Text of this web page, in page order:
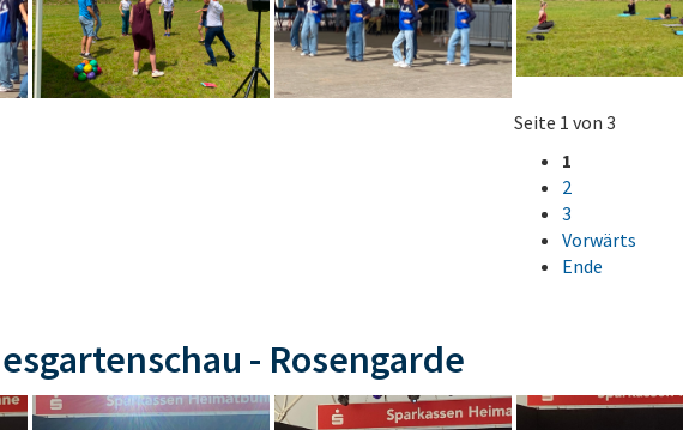
Seite 1 von 3
1
2
3
Vorwärts
Ende
- Rosengarde